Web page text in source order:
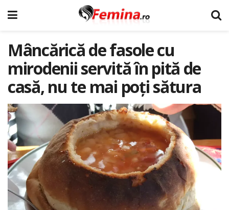
Mâncărică de fasole cu
mirodenii servită în pită de
casă, nu te mai poți sătura